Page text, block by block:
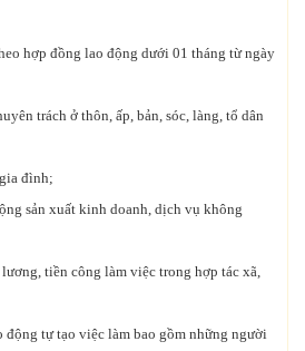
hợp đồng lao động dưới 01 tháng từ ngày
trách ở thôn, ấp, bản, sóc, làng, tổ dân
đình;
sản xuất kinh doanh, dịch vụ không
tiền công làm việc trong hợp tác xã,
tự tạo việc làm bao gồm những người